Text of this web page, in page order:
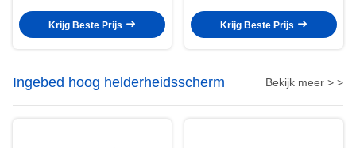
Krijg Beste Prijs
certificering
Krijg Beste Prijs
Ingebed hoog helderheidsscherm Bekijk meer > >